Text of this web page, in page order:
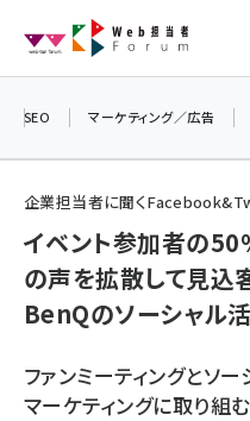
ン
seo (3523)
ai (2804)
note (2312)
SEO マーケティング／広告
企業担当者に聞く
イベント参加者の50
の声を拡散して見込
BenQのソーシャル
ファンミーティングとソ
マーケティングに取り組む